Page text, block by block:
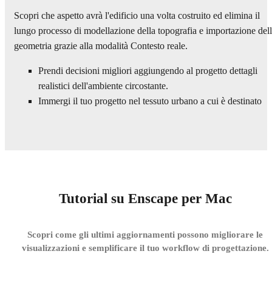
Scopri che aspetto avrà l'edificio una volta costruito ed elimina il
lungo processo di modellazione della topografia e importazione
geometria grazie alla modalità Contesto reale.
Prendi decisioni migliori aggiungendo al progetto dettagli
realistici dell'ambiente circostante.
Immergi il tuo progetto nel tessuto urbano a cui è destinato
Tutorial su Enscape per Mac
Scopri come gli ultimi aggiornamenti possono migliorare le
visualizzazioni e semplificare il tuo workflow di progettazione.